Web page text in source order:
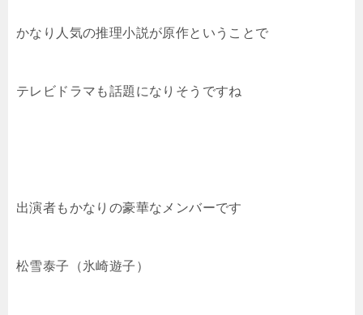
かなり人気の推理小説が原作ということで
テレビドラマも話題になりそうですね
出演者もかなりの豪華なメンバーです
松雪泰子（氷崎遊子）